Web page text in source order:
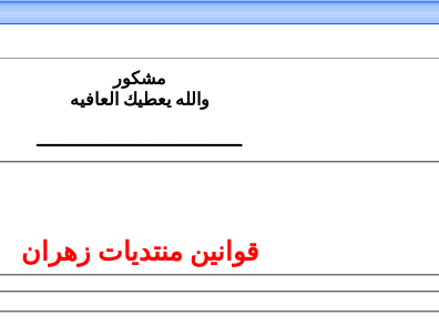
مشكور
والله يعطيك العافيه
ـــــــــــــــــــــــــــــــــــــ
قوانين منتديات زهران